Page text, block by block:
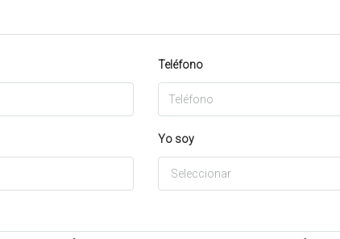
Teléfono
Yo soy
Seleccionar